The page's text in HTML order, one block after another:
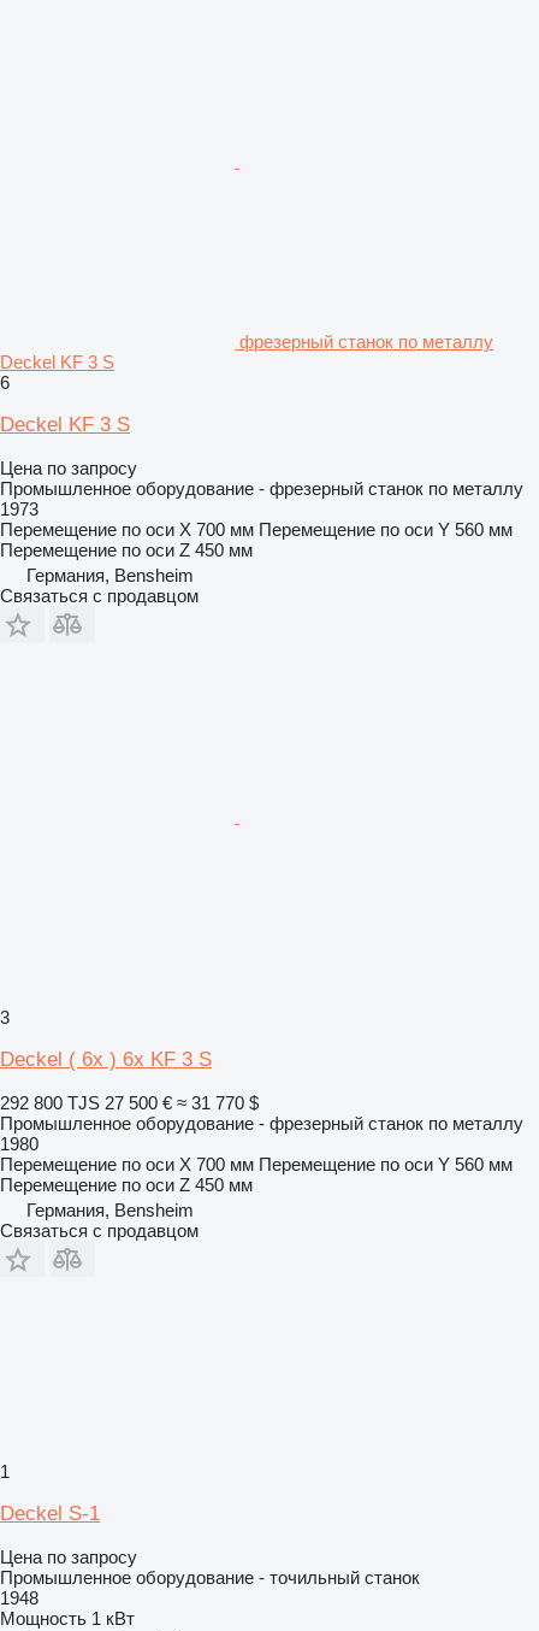
фрезерный станок по металлу
Deckel KF 3 S
6
Deckel KF 3 S
Цена по запросу
Промышленное оборудование - фрезерный станок по металлу
1973
Перемещение по оси X 700 мм Перемещение по оси Y 560 мм
Перемещение по оси Z 450 мм
Германия, Bensheim
Связаться с продавцом
3
Deckel ( 6x ) 6x KF 3 S
292 800 TJS 27 500 € ≈ 31 770 $
Промышленное оборудование - фрезерный станок по металлу
1980
Перемещение по оси X 700 мм Перемещение по оси Y 560 мм
Перемещение по оси Z 450 мм
Германия, Bensheim
Связаться с продавцом
1
Deckel S-1
Цена по запросу
Промышленное оборудование - точильный станок
1948
Мощность 1 кВт